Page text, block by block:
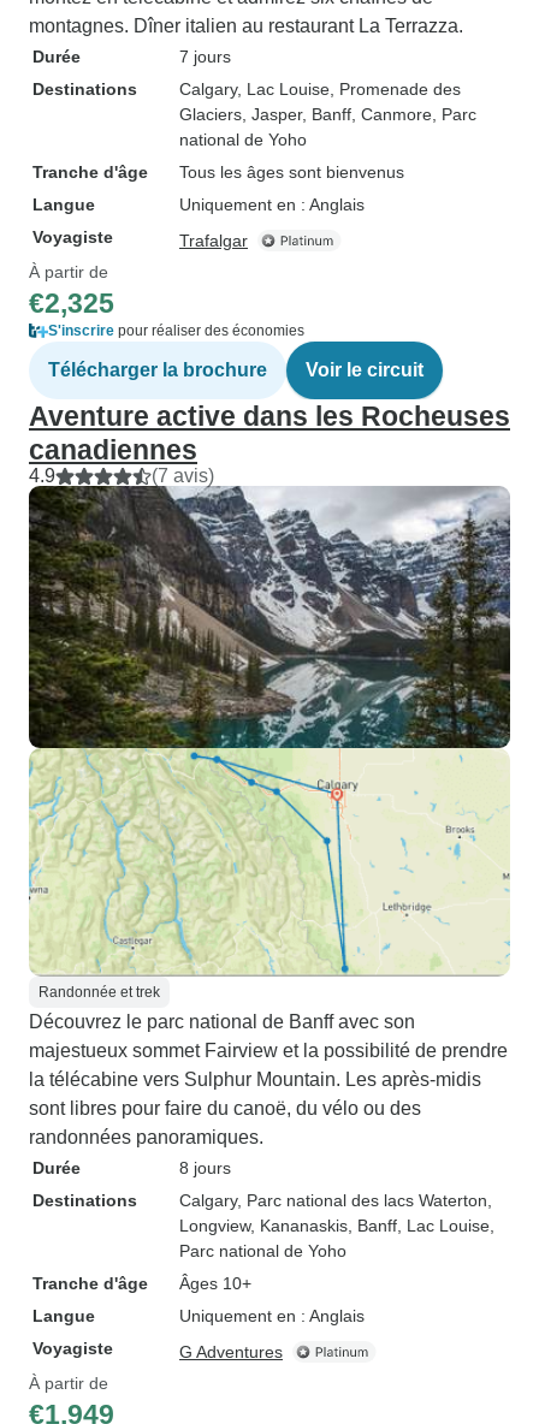
montagnes. Dîner italien au restaurant La Terrazza.
Durée
7 jours
Destinations
Calgary, Lac Louise , Promenade des
Glaciers , Jasper, Banff , Canmore , Parc
national de Yoho
Tranche d'âge
Tous les âges sont bienvenus
Langue
Uniquement en : Anglais
Voyagiste
Trafalgar
À partir de
€2,325
S'inscrire pour réaliser des économies
Télécharger la brochure Voir le circuit
Aventure active dans les Rocheuses
canadiennes
4.9 (7 avis)
Randonnée et trek
Découvrez le parc national de Banff avec son
majestueux sommet Fairview et la possibilité de prendre
la télécabine vers Sulphur Mountain. Les après-midis
sont libres pour faire du canoë, du vélo ou des
randonnées panoramiques.
Durée
8 jours
Destinations
Calgary, Parc national des lacs Waterton
Longview, Kananaskis , Banff , Lac Louise
Parc national de Yoho
Tranche d'âge
Âges 10+
Langue
Uniquement en : Anglais
Voyagiste
G Adventures
À partir de
€1,949